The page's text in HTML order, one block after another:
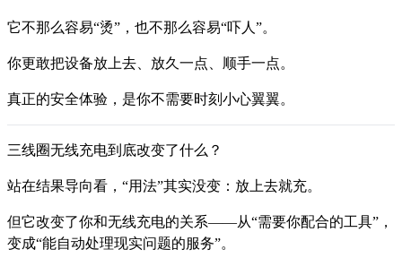
它不那么容易“烫”，也不那么容易“吓人”。
你更敢把设备放上去、放久一点、顺手一点。
真正的安全体验，是你不需要时刻小心翼翼。
三线圈无线充电到底改变了什么？
站在结果导向看，“用法”其实没变：放上去就充。
但它改变了你和无线充电的关系——从“需要你配合的工具”，
变成“能自动处理现实问题的服务”。